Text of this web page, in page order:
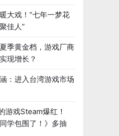
大戏！“七年一梦花
佳人”
季黄金档，游戏厂商
现增长？
：进入台湾游戏市场
游戏Steam爆红！
学包围了！》多抽